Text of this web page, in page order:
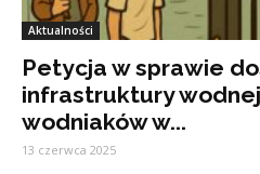
Aktualności
Petycja w sprawie
infrastruktury
wodniaków w...
13 czerwca 2025